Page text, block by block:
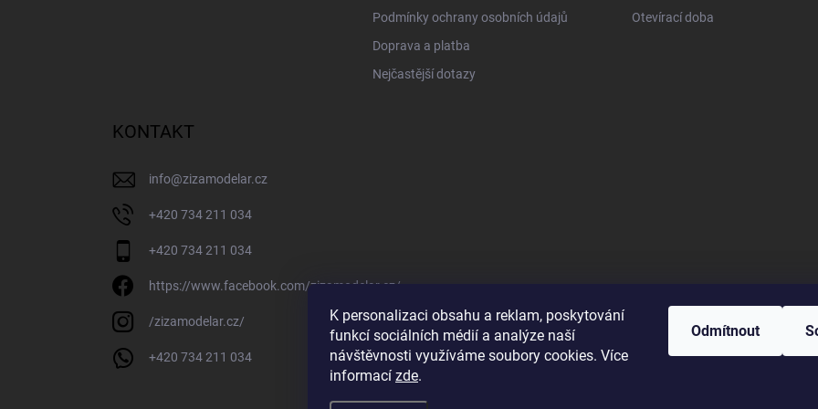
K personalizaci obsahu a reklam, poskytování
funkcí sociálních médií a analýze naší
návštěvnosti využíváme soubory cookies. Více
informací zde.
Odmítnout
Podmínky ochrany osobních údajů
Doprava a platba
Nejčastější dotazy
Otevírací doba
KONTAKT
info@zizamodelar.cz
+420 734 211 034
+420 734 211 034
https://www.facebook.com/zizamodelar.cz/
/zizamodelar.cz/
+420 734 211 034